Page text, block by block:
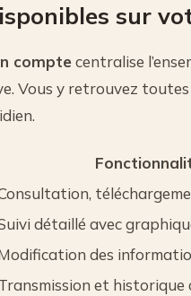
sur
comptecentralise
Vous y retrouvez
détaillé avec
des
et historique